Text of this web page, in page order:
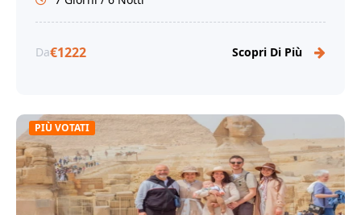
Da€1222 Scopri Di Più
PIÙ VOTATI